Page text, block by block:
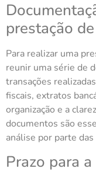
prestação
Para realizar uma
reunir uma série de
transações
fiscais, extratos
organização e a
documentos são
análise por parte
Prazo para